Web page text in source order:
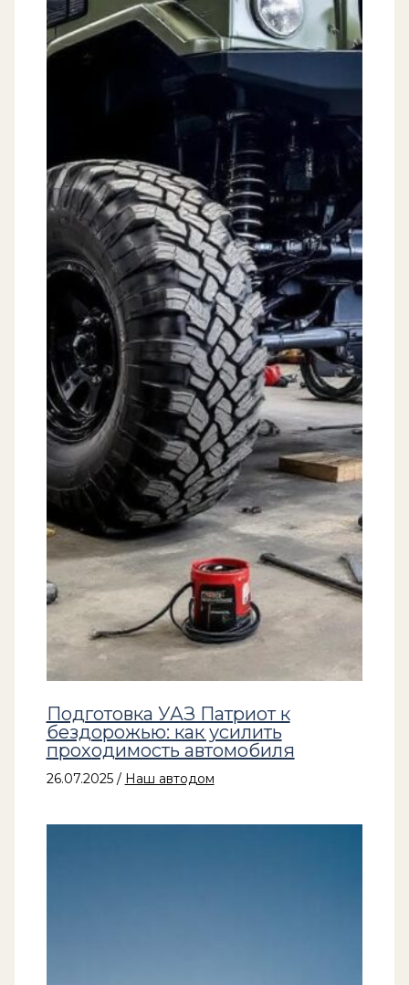
Подготовка УАЗ Патриот к
бездорожью: как усилить
проходимость автомобиля
26.07.2025 / Наш автодом